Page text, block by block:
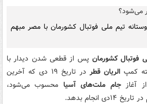
تیم ملی فوتبال کشورمان با مصر مبهم
فوتبال کشورمان پس از قطعی شدن دیدار با
کمپ الریان قطر
در تاریخ ۱۹ دی که آخرین
آغاز جام ملت‌های آسیا محسوب می‌شود،
انجام بدهد.